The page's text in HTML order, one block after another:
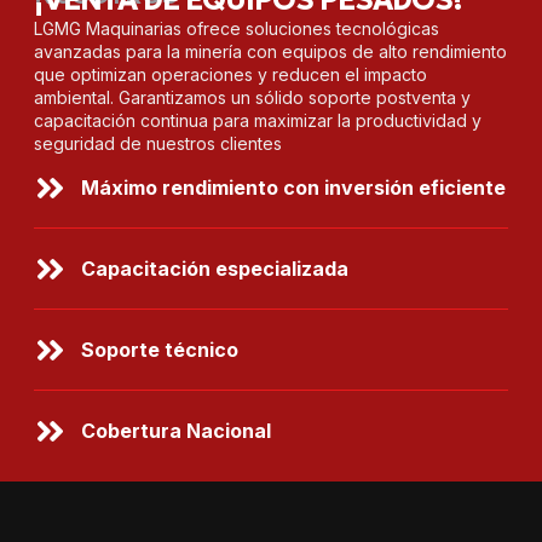
LGMG Maquinarias ofrece soluciones tecnológicas
avanzadas para la minería con equipos de alto rendimiento
que optimizan operaciones y reducen el impacto
ambiental. Garantizamos un sólido soporte postventa y
capacitación continua para maximizar la productividad y
seguridad de nuestros clientes
Máximo rendimiento con inversión eficiente
Capacitación especializada
Soporte técnico
Cobertura Nacional